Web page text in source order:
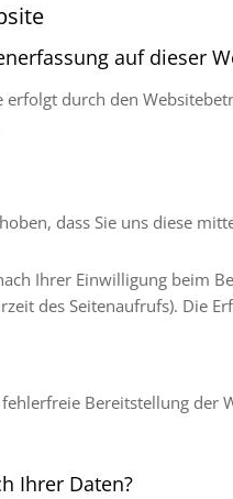
auf dieser
durch den
dass Sie uns diese
Ihrer Einwilligung beim
des Seitenaufrufs). Die
Bereitstellung der
Ihrer Daten?